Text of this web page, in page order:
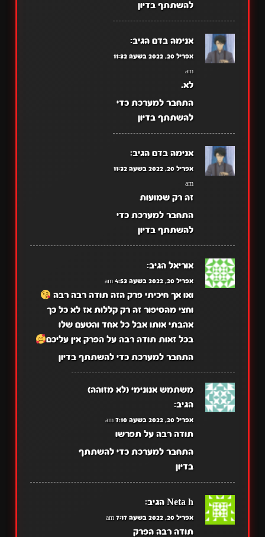
להשתתף בדיון
אנימה בדם הגיב:
אפריל 20, 2022 בשעה 11:32
am
לא.
התחבר למערכת כדי
להשתתף בדיון
אנימה בדם הגיב:
אפריל 20, 2022 בשעה 11:32
am
זה רק שמועות
התחבר למערכת כדי
להשתתף בדיון
אוריאל הגיב:
אפריל 20, 2022 בשעה 4:53 am
ואו אך חיכיתי פרק הזה תודה רבה רבה
וחצי מהסיפור זה רק קללות אז לא כל כך
אהבתי אותו אבל כל אחד והטעם שלו
בכל זאות תודה רבה על הפרק אין עליכם
התחבר למערכת כדי להשתתף בדיון
משתמש אנונימי (לא מזוהה)
הגיב:
אפריל 20, 2022 בשעה 7:10 am
תודה רבה על תפרשו
התחבר למערכת כדי להשתתף
בדיון
Neta h הגיב:
אפריל 20, 2022 בשעה 7:17 am
תודה רבה הפרק